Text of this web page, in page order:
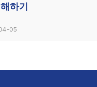
하기
05